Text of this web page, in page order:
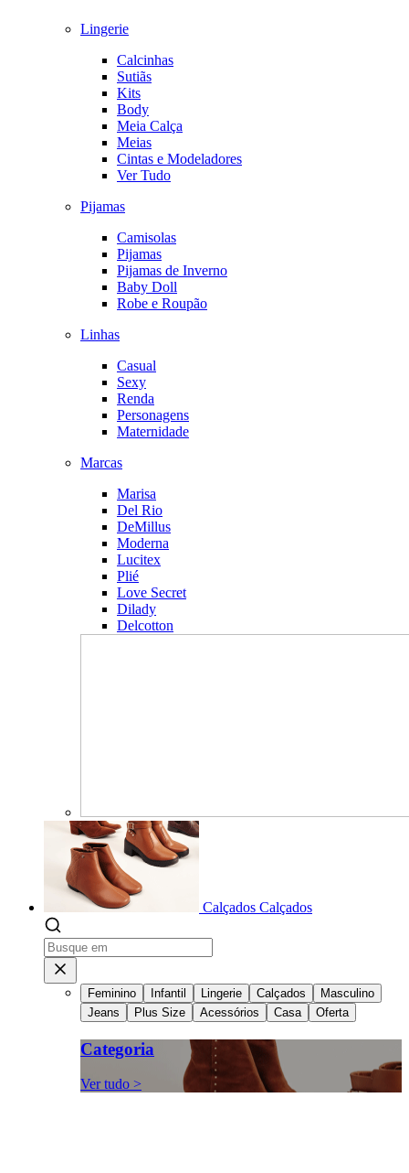
Lingerie
Calcinhas
Sutiãs
Kits
Body
Meia Calça
Meias
Cintas e Modeladores
Ver Tudo
Pijamas
Camisolas
Pijamas
Pijamas de Inverno
Baby Doll
Robe e Roupão
Linhas
Casual
Sexy
Renda
Personagens
Maternidade
Marcas
Marisa
Del Rio
DeMillus
Moderna
Lucitex
Plié
Love Secret
Dilady
Delcotton
Calçados Calçados
Feminino Infantil Lingerie Calçados
Masculino
Jeans
Plus Size Acessórios Casa Oferta
Categoria
Ver tudo >